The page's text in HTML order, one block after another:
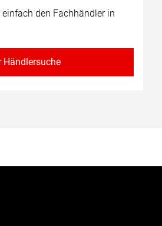
den Fachhändler in
Händlersuche